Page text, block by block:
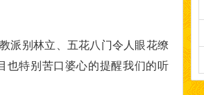
派别林立、五花八门令人眼花缭
也特别苦口婆心的提醒我们的听